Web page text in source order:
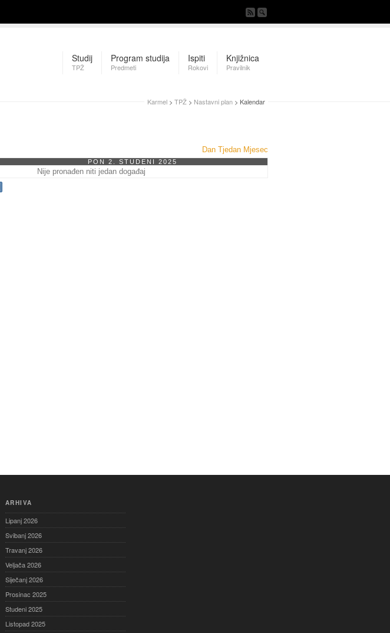
Studij
TPŽ
Program studija
Predmeti
Ispiti
Rokovi
Knjižnica
Pravilnik
Karmel > TPŽ > Nastavni plan > Kalendar
Dan Tjedan Mjesec
PON 2. STUDENI 2025
Nije pronađen niti jedan događaj
ARHIVA
Lipanj 2026
Svibanj 2026
Travanj 2026
Veljača 2026
Siječanj 2026
Prosinac 2025
Studeni 2025
Listopad 2025